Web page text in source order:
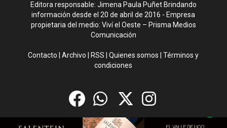
Editora responsable: Jimena Paula Puñet Brindando
información desde el 20 de abril de 2016 - Empresa
propietaria del medio: Viví el Oeste – Prisma Medios
Comunicación
Contacto |Archivo RSS |Quienes somos |Términos y
condiciones